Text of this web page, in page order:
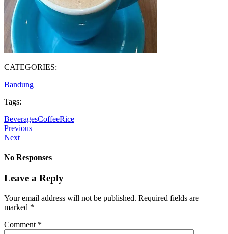
CATEGORIES:
Bandung
Tags:
BeveragesCoffeeRice
Previous
Next
No Responses
Leave a Reply
Your email address will not be published. Required fields are
marked *
Comment *